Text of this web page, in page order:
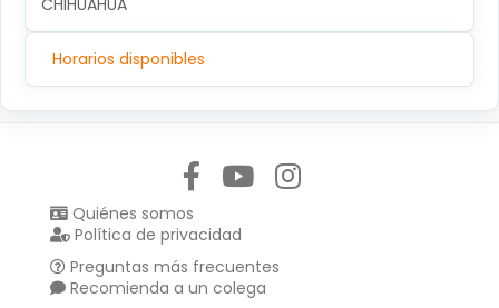
CHIHUAHUA
Horarios disponibles
Quiénes somos
Política de privacidad
Preguntas más frecuentes
Recomienda a un colega